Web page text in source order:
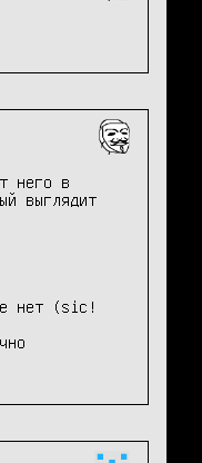
него в
выглядит
нет (sic!